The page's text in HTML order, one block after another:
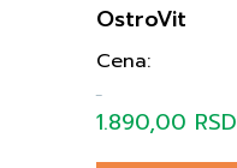
OstroVit
Cena:
1.890,00 RSD